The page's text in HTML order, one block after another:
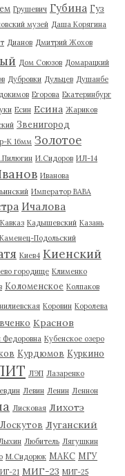
Грушевич Губина Гуз
музей Даша Корягина
Дианов Дмитрий Жохов
Дом Союзов Домарацкий
Дубровки Дульцев Душанбе
Егорова Екатеринбург
Есин Есина Жариков
Звенигород
К 16мм Золотое
И.Сидоров ИЛ-14
Иванова
Император ВАВА
Ичалова
Кавказ Кадышевский Казань
Каменец-Подольский
Киев4 Киенский
городище Клименко
Коломенское Колпаков
Коровин Королева
Краснов
Федоровна Кубенское озеро
Курдюмов Куркино
ЛЭП Лазаренко
Левин Ленин Леннон
Лисковая Лихотэ
Лоскутов Луганский
Лыхин Любитель Лягушкин
М.Сидорюк МАКС МГУ
21 МИГ-23 МИГ-25